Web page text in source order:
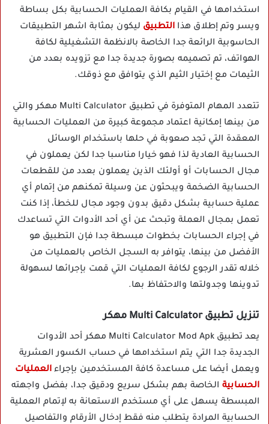
استخدامها في القيام بكافة العمليات الحسابية بكل بساطة
ويسر وتم إطلاق هذا التطبيق ليكون بمثابة اشهر التطبيقات
الحاسوبية الرائعة جدا الخاصة بالانظمة التشغيلية لكافة
الهواتف، تم تصميمه بصورة جديدة جدا مع تزويده بعدد من
الثيمات مع إختيار الثيم الذي يتوافق مع ذوقك.
تتعدد المهام المتوفرة في تطبيق Multi Calculator مهكر والتي
من بينها إمكانية اعتماد مجموعة كبيرة من العمليات الحسابية
المعقدة التي تجد صعوبة في حلها باستخدام الوسائل
الحسابية العادية لذا فهو خيارا مناسبا جدا لكن يعملون في
مجال الحسابات أو أولئك الذين يعملون بعدد من للقطعات
الحسابية الضخمة ويبحثون عن وسيلة تمكنهم من إتمام أي
عملية حسابية بشكل دقيق بدون وجود مجال للخطأ، إذا كنت
تعمل بمجال العملة وتبحث عن أي أحد الأدوات التي تساعدك
في إجراء الحسابات بخطوات مبسطة جدا فإن التطبيق هو
الأفضل من بينها، يتوافر به السجل الخاص بالعمليات من
خلاله تقدر الرجوع لكافة العمليات التي قمت بإجرائها لسهولة
تدوينها وجدولتها والاحتفاظ بها.
تنزيل تطبيق Multi Calculator مهكر
يعد تطبيق Multi Calculator Mod Apk مهكر أحد الأدوات
الجديدة جدا التي يتم استخدامها في حساب الكسور العشرية
ويعمل أيضا على مساعدة كافة المستخدمين بإجراء العمليات
الحسابية الخاصة بهم بشكل سريع ودقيق جدا، بفضل واجهته
المبسطة يسهل على أي مستخدم الاستعانة به لإتمام العملية
الحسابية المرادة يتطلب منه فقط إدخال الأرقام والتفاصيل